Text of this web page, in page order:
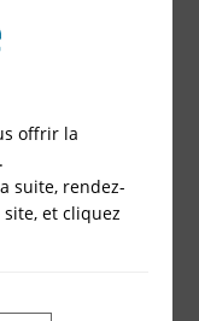
offrir la
suite, rendez-
et cliquez